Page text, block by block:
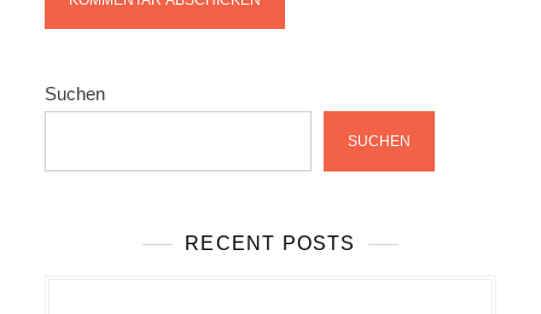
Suchen
SUCHEN
RECENT POSTS